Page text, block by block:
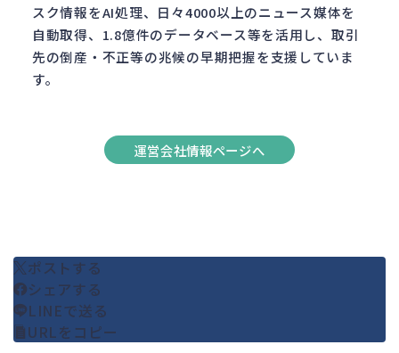
スク情報をAI処理、日々4000以上のニュース媒体を
自動取得、1.8億件のデータベース等を活用し、取引
先の倒産・不正等の兆候の早期把握を支援していま
す。
運営会社情報ページへ
ポストする
シェアする
LINEで送る
URLをコピー